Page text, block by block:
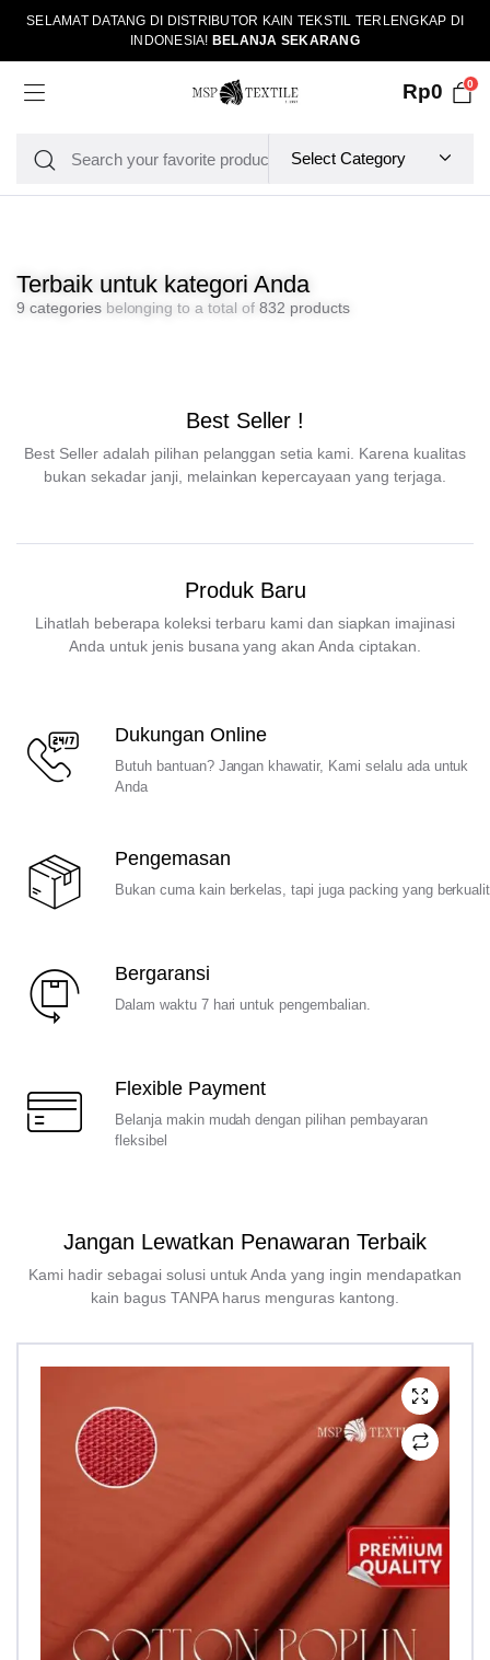
SELAMAT DATANG DI DISTRIBUTOR KAIN TEKSTIL TERLENGKAP DI
INDONESIA! BELANJA SEKARANG
Rp0 0
Terbaik untuk kategori Anda
9 categoriesbelonging to a total of 832 products
Best Seller !
Best Seller adalah pilihan pelanggan setia kami. Karena kualitas
bukan sekadar janji, melainkan kepercayaan yang terjaga.
Produk Baru
Lihatlah beberapa koleksi terbaru kami dan siapkan imajinasi
Anda untuk jenis busana yang akan Anda ciptakan.
Dukungan Online
Butuh bantuan? Jangan khawatir, Kami selalu ada untuk
Anda
Pengemasan
Bukan cuma kain berkelas, tapi juga packing yang
Bergaransi
Dalam waktu 7 hari untuk pengembalian.
Flexible Payment
Belanja makin mudah dengan pilihan pembayaran
fleksibel
Jangan Lewatkan Penawaran Terbaik
Kami hadir sebagai solusi untuk Anda yang ingin mendapatkan
kain bagus TANPA harus menguras kantong.